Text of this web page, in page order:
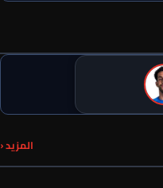
المزيد ‹ في معسكر إسبانيا